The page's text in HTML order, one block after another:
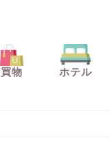
買物 ホテル